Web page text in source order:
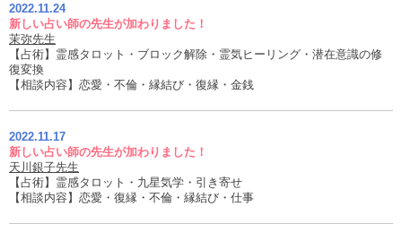
2022.11.24
新しい占い師の先生が加わりました！
茉弥先生
【占術】霊感タロット・ブロック解除・霊気ヒーリング・潜在意識の修
復変換
【相談内容】恋愛・不倫・縁結び・復縁・金銭
2022.11.17
新しい占い師の先生が加わりました！
天川銀子先生
【占術】霊感タロット・九星気学・引き寄せ
【相談内容】恋愛・復縁・不倫・縁結び・仕事